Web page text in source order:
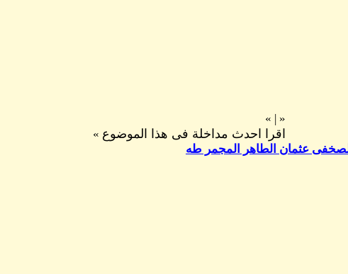
«
|
»
اقرا احدث مداخلة فى هذا الموضوع »
عثمان الطاهر المجمر طه